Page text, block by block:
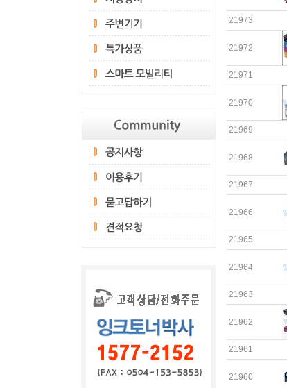
21973
21972
21971
21970
21969
21968
21967
21966
21965
21964
21963
21962
21961
21960